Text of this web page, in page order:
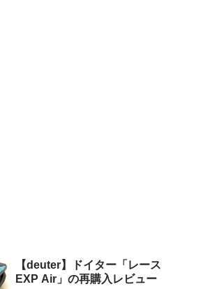
【deuter】ドイター「レース
EXP Air」の再購入レビュー